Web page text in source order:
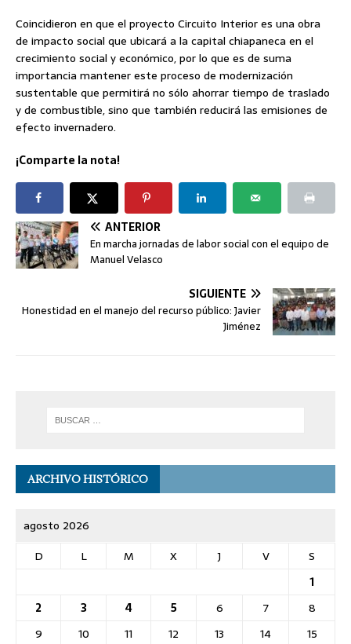
Coincidieron en que el proyecto Circuito Interior es una obra
de impacto social que ubicará a la capital chiapaneca en el
crecimiento social y económico, por lo que es de suma
importancia mantener este proceso de modernización
sustentable que permitirá no sólo ahorrar tiempo de traslado
y de combustible, sino que también reducirá las emisiones de
efecto invernadero.
¡Comparte la nota!
ANTERIOR
En marcha jornadas de labor social con el equipo de
Manuel Velasco
SIGUIENTE
Honestidad en el manejo del recurso público: Javier
Jiménez
ARCHIVO HISTÓRICO
agosto 2026
D
L M X J V
S
1
2
3 4 5 6 7
8
9
10 11 12 13 14
15